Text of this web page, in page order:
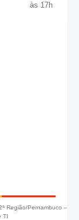
às 17h
Região/Pernambuco –
TI